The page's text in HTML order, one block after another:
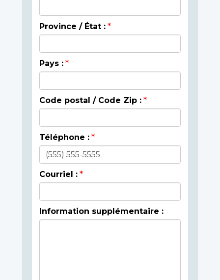
Province / État :
Pays :
Code postal / Code Zip :
Téléphone :
Courriel :
Information supplémentaire :